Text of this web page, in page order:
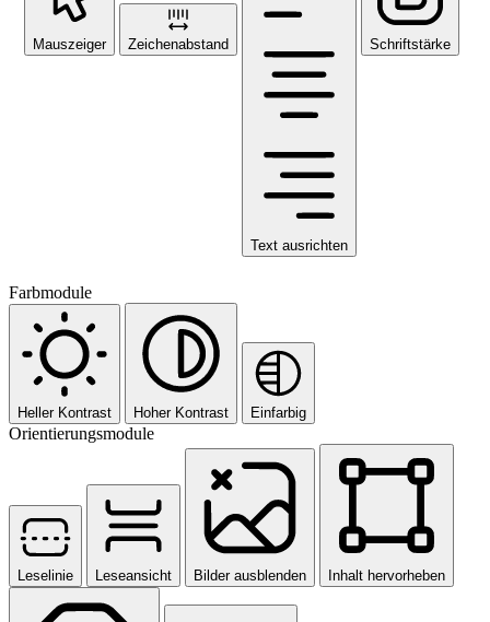
Mauszeiger Zeichenabstand
Text ausrichten
Schriftstärke
Farbmodule
Heller Kontrast Hoher Kontrast Einfarbig
Orientierungsmodule
Leselinie Leseansicht Bilder ausblenden Inhalt hervorheben